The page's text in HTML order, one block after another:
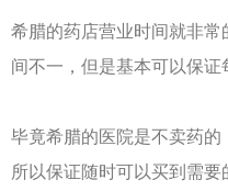
希腊的药店营业时间就非
间不一，但是基本可以保证
毕竟希腊的医院是不卖药的
所以保证随时可以买到需要